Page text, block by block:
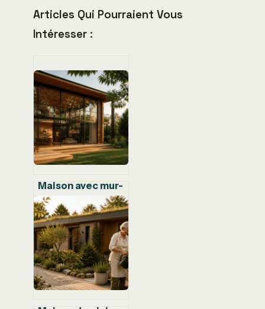
Articles Qui Pourraient Vous
Intéresser :
Maison avec mur-
rideau :
maximiser la
luminosité sans
compromettre
l’isolation
thermique